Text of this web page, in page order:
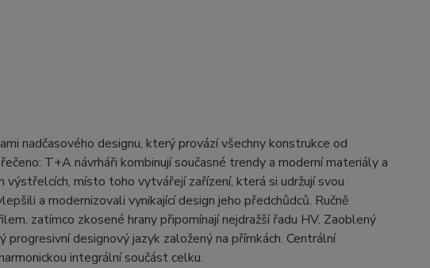
nadčasového designu, který provází všechny konstrukce od
T+A návrháři kombinují současné trendy a moderní materiály a
místo toho vytvářejí zařízení, která si udržují svou
a modernizovali vynikající design jeho předchůdců. Ručně
zatímco zkosené hrany připomínají nejdražší řadu HV. Zaoblený
designový jazyk založený na přímkách. Centrální
integrální součást celku.